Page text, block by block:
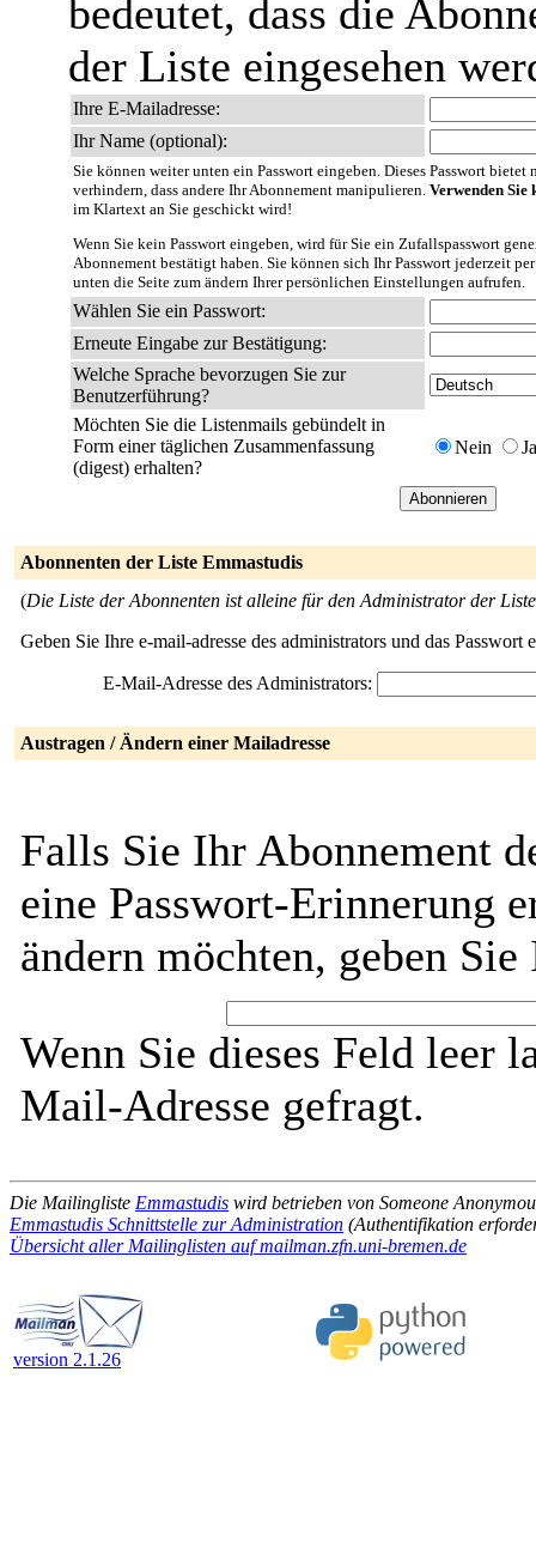
bedeutet, dass die
der Liste eingesehen
Ihre E-Mailadresse:
Ihr Name (optional):
Sie können weiter unten ein Passwort eingeben. Dieses Passwort
verhindern, dass andere Ihr Abonnement manipulieren. Verwenden Sie
im Klartext an Sie geschickt wird!
Wenn Sie kein Passwort eingeben, wird für Sie ein Zufallspasswort
Abonnement bestätigt haben. Sie können sich Ihr Passwort jederzeit
unten die Seite zum ändern Ihrer persönlichen Einstellungen aufrufen.
Wählen Sie ein Passwort:
Erneute Eingabe zur Bestätigung:
Welche Sprache bevorzugen Sie zur
Benutzerführung?
Möchten Sie die Listenmails gebündelt in
Form einer täglichen Zusammenfassung
(digest) erhalten?
Nein Ja
Abonnenten der Liste Emmastudis
(Die Liste der Abonnenten ist alleine für den Administrator der
Geben Sie Ihre e-mail-adresse des administrators und das
E-Mail-Adresse des Administrators:
Austragen / Ändern einer Mailadresse
Falls Sie Ihr Abonnement
eine Passwort-Erinnerung
ändern möchten, geben
Wenn Sie dieses Feld leer
Mail-Adresse gefragt.
Die Mailingliste Emmastudis wird betrieben von Someone
Emmastudis Schnittstelle zur Administration (Authentifikation
Übersicht aller Mailinglisten auf mailman.zfn.uni-bremen.de
version 2.1.26